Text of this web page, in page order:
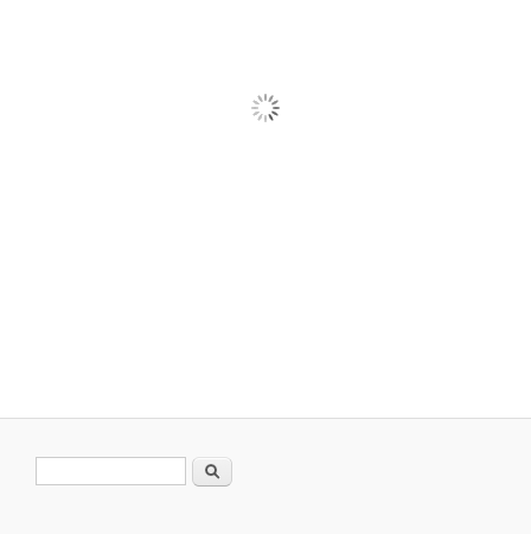
Formulario de búsqueda
Buscar